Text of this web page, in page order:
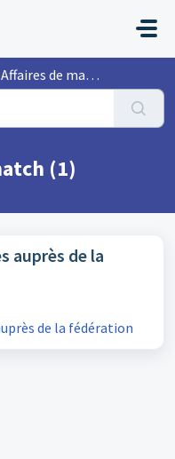
de match
(1)
auprès de la
de la fédération